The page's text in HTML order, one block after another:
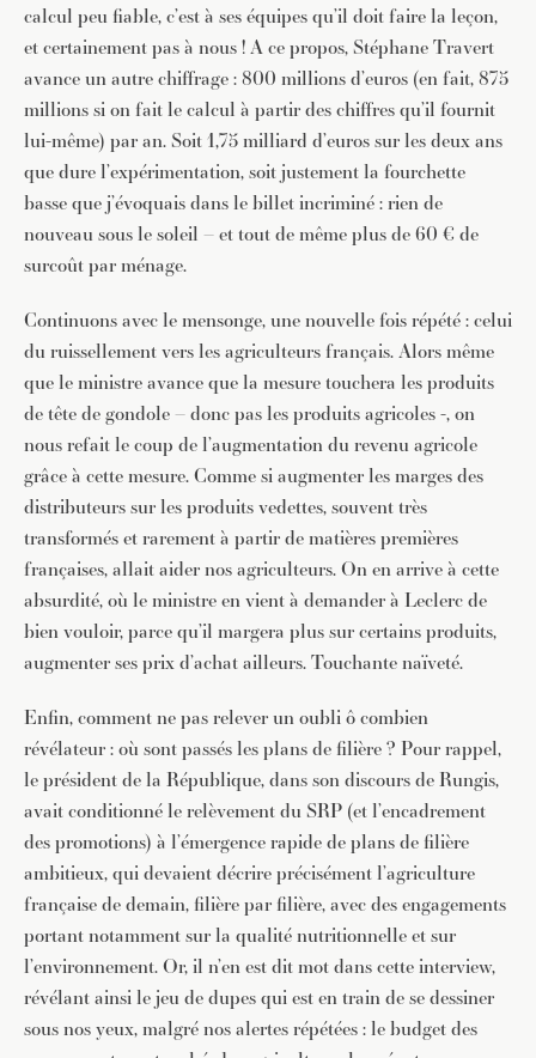
calcul peu fiable, c’est à ses équipes qu’il doit faire la leçon,
et certainement pas à nous ! A ce propos, Stéphane Travert
avance un autre chiffrage : 800 millions d’euros (en fait, 875
millions si on fait le calcul à partir des chiffres qu’il fournit
lui-même) par an. Soit 1,75 milliard d’euros sur les deux ans
que dure l’expérimentation, soit justement la fourchette
basse que j’évoquais dans le billet incriminé : rien de
nouveau sous le soleil – et tout de même plus de 60 € de
surcoût par ménage.
Continuons avec le mensonge, une nouvelle fois répété : celui
du ruissellement vers les agriculteurs français. Alors même
que le ministre avance que la mesure touchera les produits
de tête de gondole – donc pas les produits agricoles -, on
nous refait le coup de l’augmentation du revenu agricole
grâce à cette mesure. Comme si augmenter les marges des
distributeurs sur les produits vedettes, souvent très
transformés et rarement à partir de matières premières
françaises, allait aider nos agriculteurs. On en arrive à cette
absurdité, où le ministre en vient à demander à Leclerc de
bien vouloir, parce qu’il margera plus sur certains produits,
augmenter ses prix d’achat ailleurs. Touchante naïveté.
Enfin, comment ne pas relever un oubli ô combien
révélateur : où sont passés les plans de filière ? Pour rappel,
le président de la République, dans son discours de Rungis,
avait conditionné le relèvement du SRP (et l’encadrement
des promotions) à l’émergence rapide de plans de filière
ambitieux, qui devaient décrire précisément l’agriculture
française de demain, filière par filière, avec des engagements
portant notamment sur la qualité nutritionnelle et sur
l’environnement. Or, il n’en est dit mot dans cette interview,
révélant ainsi le jeu de dupes qui est en train de se dessiner
sous nos yeux, malgré nos alertes répétées : le budget des